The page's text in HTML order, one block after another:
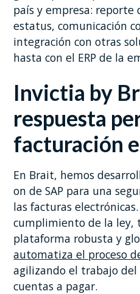
país y empresa: reporte
estatus, comunicación
integración con otras
hasta con el ERP de la
Invictia by
respuesta
facturación
En Brait, hemos
on de SAP para una
las facturas
cumplimiento de la ley,
plataforma robusta y
automatiza el proceso
agilizando el trabajo
cuentas a pagar.